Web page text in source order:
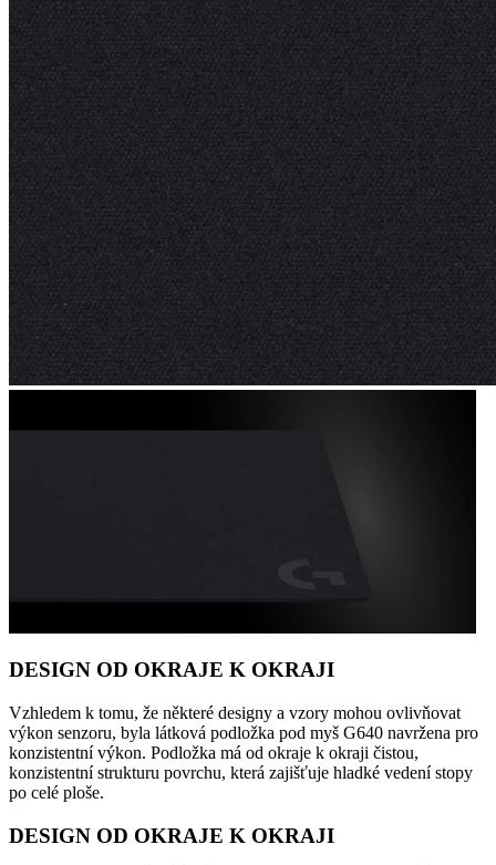
DESIGN OD OKRAJE K OKRAJI
Vzhledem k tomu, že některé designy a vzory mohou ovlivňovat
výkon senzoru, byla látková podložka pod myš G640 navržena pro
konzistentní výkon. Podložka má od okraje k okraji čistou,
konzistentní strukturu povrchu, která zajišťuje hladké vedení stopy
po celé ploše.
DESIGN OD OKRAJE K OKRAJI